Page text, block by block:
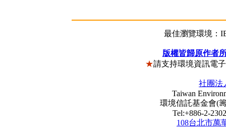
最佳瀏覽環境：
版權皆歸原作者
★請支持環境資訊電
社團法
Taiwan
環境信託基金會(籌
Tel:+886-2-
108台北市萬